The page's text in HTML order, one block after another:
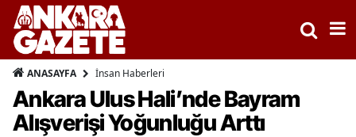
ANASAYFA İnsan Haberleri
Ankara Ulus Hali’nde Bayram
Alışverişi Yoğunluğu Arttı